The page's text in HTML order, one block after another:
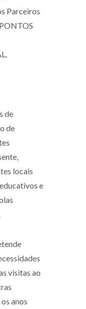
Parceiros
de
de
locais
e
visitas ao
anos